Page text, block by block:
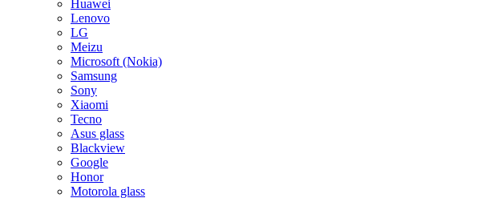
Huawei
Lenovo
LG
Meizu
Microsoft (Nokia)
Samsung
Sony
Xiaomi
Tecno
Asus glass
Blackview
Google
Honor
Motorola glass